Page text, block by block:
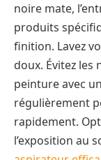
noire mate,
produits
finition. Lavez
doux. Évitez les
peinture avec
régulièrement
rapidement.
l’exposition au